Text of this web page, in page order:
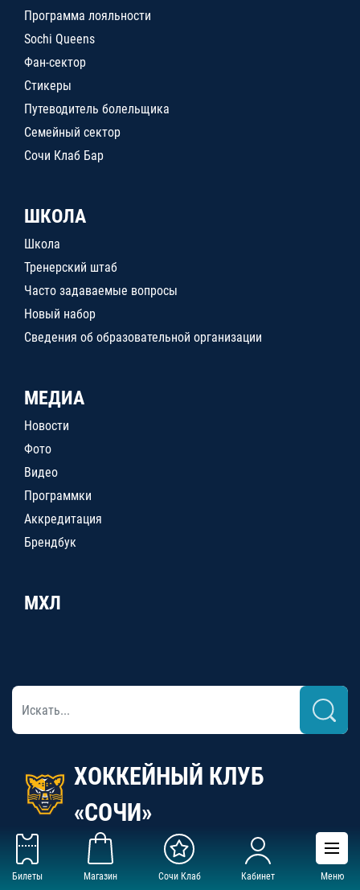
Билеты Магазин Сочи Клаб Кабинет Меню
Программа лояльности
Sochi Queens
Фан-сектор
Стикеры
Путеводитель болельщика
Семейный сектор
Сочи Клаб Бар
ШКОЛА
Школа
Тренерский штаб
Часто задаваемые вопросы
Новый набор
Сведения об образовательной организации
МЕДИА
Новости
Фото
Видео
Программки
Аккредитация
Брендбук
МХЛ
ХОККЕЙНЫЙ КЛУБ
«СОЧИ»